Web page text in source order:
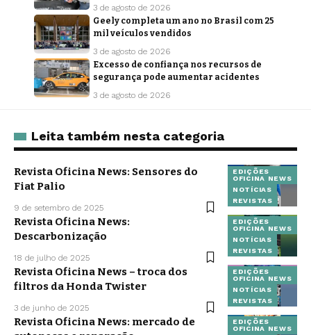
3 de agosto de 2026
Geely completa um ano no Brasil com 25
mil veículos vendidos
3 de agosto de 2026
Excesso de confiança nos recursos de
segurança pode aumentar acidentes
3 de agosto de 2026
Leita também nesta categoria
EDIÇÕES
OFICINA NEWS
NOTÍCIAS
REVISTAS
Revista Oficina News: Sensores do
Fiat Palio
9 de setembro de 2025
EDIÇÕES
OFICINA NEWS
NOTÍCIAS
REVISTAS
Revista Oficina News:
Descarbonização
18 de julho de 2025
EDIÇÕES
OFICINA NEWS
NOTÍCIAS
REVISTAS
Revista Oficina News – troca dos
filtros da Honda Twister
3 de junho de 2025
EDIÇÕES
OFICINA NEWS
Revista Oficina News: mercado de